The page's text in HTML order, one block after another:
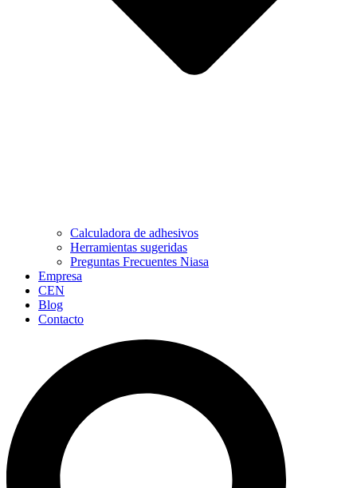
Calculadora de adhesivos
Herramientas sugeridas
Preguntas Frecuentes Niasa
Empresa
CEN
Blog
Contacto